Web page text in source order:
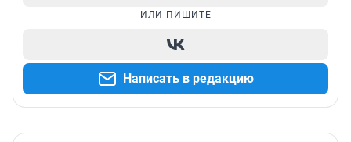
ИЛИ ПИШИТЕ
Написать в редакцию